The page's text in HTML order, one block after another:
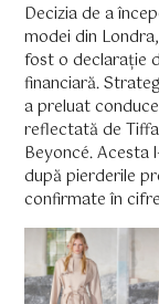
Decizia de a
modei din
fost o declarație
financiară.
a preluat
reflectată de
Beyoncé. Acesta
după pierderile
confirmate în